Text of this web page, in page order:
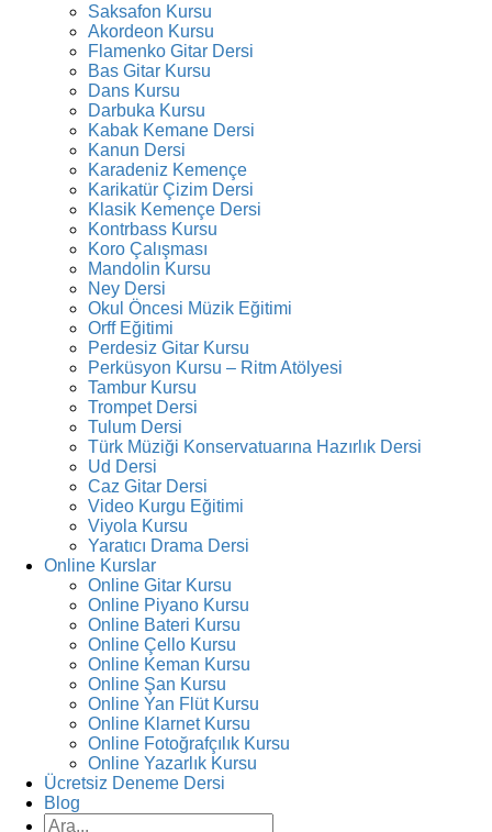
Saksafon Kursu
Akordeon Kursu
Flamenko Gitar Dersi
Bas Gitar Kursu
Dans Kursu
Darbuka Kursu
Kabak Kemane Dersi
Kanun Dersi
Karadeniz Kemençe
Karikatür Çizim Dersi
Klasik Kemençe Dersi
Kontrbass Kursu
Koro Çalışması
Mandolin Kursu
Ney Dersi
Okul Öncesi Müzik Eğitimi
Orff Eğitimi
Perdesiz Gitar Kursu
Perküsyon Kursu – Ritm Atölyesi
Tambur Kursu
Trompet Dersi
Tulum Dersi
Türk Müziği Konservatuarına Hazırlık Dersi
Ud Dersi
Caz Gitar Dersi
Video Kurgu Eğitimi
Viyola Kursu
Yaratıcı Drama Dersi
Online Kurslar
Online Gitar Kursu
Online Piyano Kursu
Online Bateri Kursu
Online Çello Kursu
Online Keman Kursu
Online Şan Kursu
Online Yan Flüt Kursu
Online Klarnet Kursu
Online Fotoğrafçılık Kursu
Online Yazarlık Kursu
Ücretsiz Deneme Dersi
Blog
Ara: